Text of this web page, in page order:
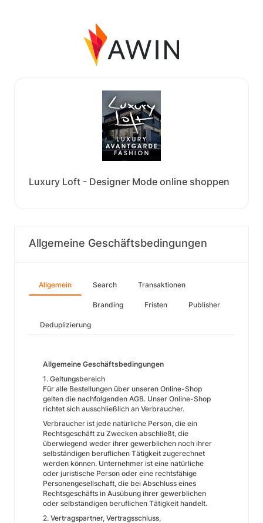
Luxury Loft - Designer Mode online shoppen
Allgemeine Geschäftsbedingungen
Allgemein Search Transaktionen
Branding Fristen Publisher
Deduplizierung
Allgemeine Geschäftsbedingungen
1. Geltungsbereich
Für alle Bestellungen über unseren Online-Shop
gelten die nachfolgenden AGB. Unser Online-Shop
richtet sich ausschließlich an Verbraucher.
Verbraucher ist jede natürliche Person, die ein
Rechtsgeschäft zu Zwecken abschließt, die
überwiegend weder ihrer gewerblichen noch ihrer
selbständigen beruflichen Tätigkeit zugerechnet
werden können. Unternehmer ist eine natürliche
oder juristische Person oder eine rechtsfähige
Personengesellschaft, die bei Abschluss eines
Rechtsgeschäfts in Ausübung ihrer gewerblichen
oder selbständigen beruflichen Tätigkeit handelt.
2. Vertragspartner, Vertragsschluss,